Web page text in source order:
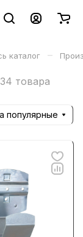
каталог –
34 товара
популярные